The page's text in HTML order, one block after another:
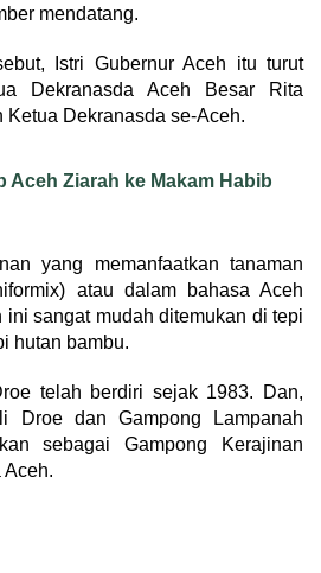
mendatang.
Istri Gubernur Aceh itu turut
Dekranasda Aceh Besar Rita
Ketua Dekranasda se-Aceh.
Aceh Ziarah ke Makam Habib
yang memanfaatkan tanaman
atau dalam bahasa Aceh
sangat mudah ditemukan di tepi
hutan bambu.
telah berdiri sejak 1983. Dan,
Droe dan Gampong Lampanah
sebagai Gampong Kerajinan